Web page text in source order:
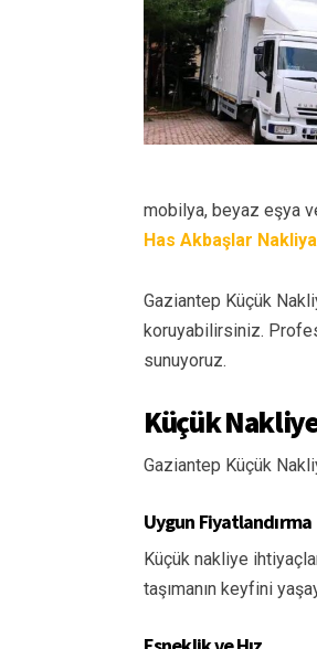
mobilya, beyaz eşya
Has Akbaşlar
Gaziantep Küçük
koruyabilirsiniz.
sunuyoruz.
Küçük
Gaziantep Küçük
Uygun Fiyatlandırma
Küçük nakliye
taşımanın keyfini